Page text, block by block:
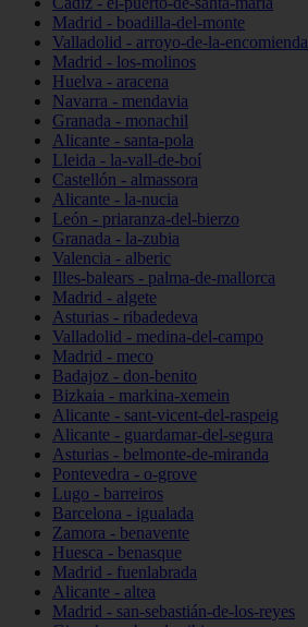
Madrid - boadilla-del-monte
Valladolid - arroyo-de-la-encomienda
Madrid - los-molinos
Huelva - aracena
Navarra - mendavia
Granada - monachil
Alicante - santa-pola
Lleida - la-vall-de-boí
Castellón - almassora
Alicante - la-nucia
León - priaranza-del-bierzo
Granada - la-zubia
Valencia - alberic
Illes-balears - palma-de-mallorca
Madrid - algete
Asturias - ribadedeva
Valladolid - medina-del-campo
Madrid - meco
Badajoz - don-benito
Bizkaia - markina-xemein
Alicante - sant-vicent-del-raspeig
Alicante - guardamar-del-segura
Asturias - belmonte-de-miranda
Pontevedra - o-grove
Lugo - barreiros
Barcelona - igualada
Zamora - benavente
Huesca - benasque
Madrid - fuenlabrada
Alicante - altea
Madrid - san-sebastián-de-los-reyes